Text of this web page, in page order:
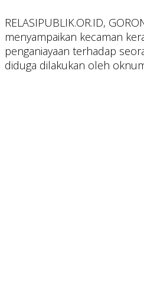
RELASIPUBLIK.OR.ID,
menyampaikan kecaman
penganiayaan terhadap
diduga dilakukan oleh